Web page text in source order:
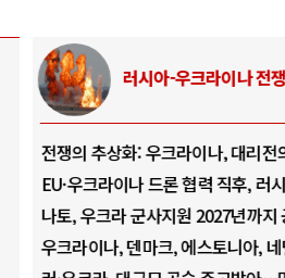
러시아-우크라이나 전쟁
전쟁의 추상화: 우크라이나, 대리전
EU·우크라이나 드론 협력 직후, 러
나토, 우크라 군사지원 2027년까지
우크라이나, 덴마크, 에스토니아,